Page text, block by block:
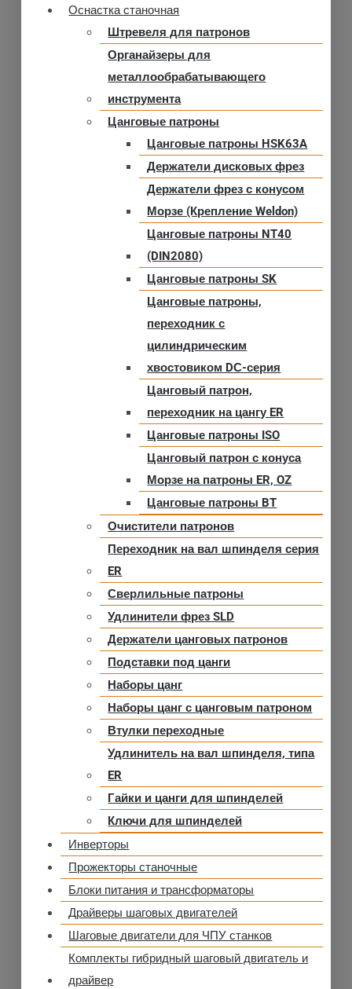
Оснастка станочная
Штревеля для патронов
Органайзеры для
металлообрабатывающего
инструмента
Цанговые патроны
Цанговые патроны HSK63A
Держатели дисковых фрез
Держатели фрез с конусом
Морзе (Крепление Weldon)
Цанговые патроны NT40
(DIN2080)
Цанговые патроны SK
Цанговые патроны,
переходник с
цилиндрическим
хвостовиком DС-серия
Цанговый патрон,
переходник на цангу ER
Цанговые патроны ISO
Цанговый патрон с конуса
Морзе на патроны ER, OZ
Цанговые патроны BT
Очистители патронов
Переходник на вал шпинделя серия
ER
Сверлильные патроны
Удлинители фрез SLD
Держатели цанговых патронов
Подставки под цанги
Наборы цанг
Наборы цанг с цанговым патроном
Втулки переходные
Удлинитель на вал шпинделя, типа
ER
Гайки и цанги для шпинделей
Ключи для шпинделей
Инверторы
Прожекторы станочные
Блоки питания и трансформаторы
Драйверы шаговых двигателей
Шаговые двигатели для ЧПУ станков
Комплекты гибридный шаговый двигатель и
драйвер